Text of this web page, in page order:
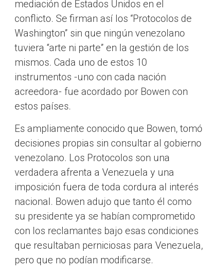
mediación de Estados Unidos en el
conflicto. Se firman así los “Protocolos de
Washington” sin que ningún venezolano
tuviera “arte ni parte” en la gestión de los
mismos. Cada uno de estos 10
instrumentos -uno con cada nación
acreedora- fue acordado por Bowen con
estos países.
Es ampliamente conocido que Bowen, tomó
decisiones propias sin consultar al gobierno
venezolano. Los Protocolos son una
verdadera afrenta a Venezuela y una
imposición fuera de toda cordura al interés
nacional. Bowen adujo que tanto él como
su presidente ya se habían comprometido
con los reclamantes bajo esas condiciones
que resultaban perniciosas para Venezuela,
pero que no podían modificarse.